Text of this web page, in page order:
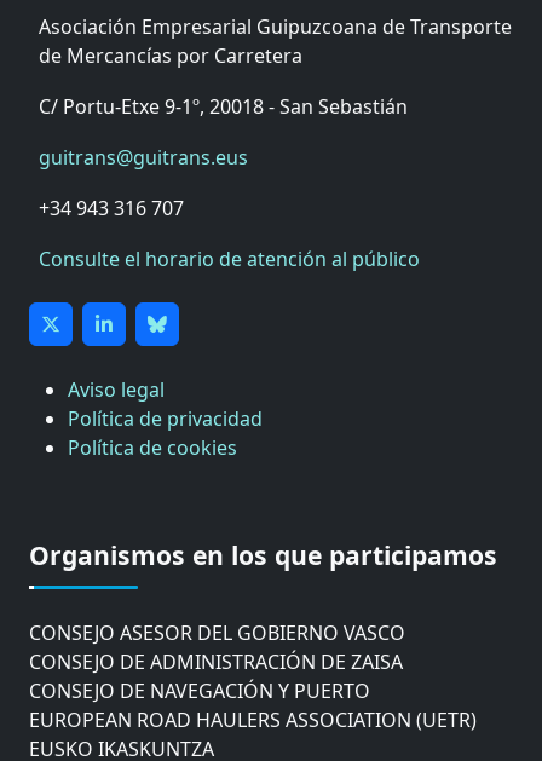
Asociación Empresarial Guipuzcoana de Transporte
de Mercancías por Carretera
C/ Portu-Etxe 9-1º, 20018 - San Sebastián
guitrans@guitrans.eus
+34 943 316 707
Consulte el horario de atención al público
Aviso legal
Política de privacidad
Política de cookies
Organismos en los que participamos
AYUNTAMIENTO DE DONOSTIA
COMITÉ DE INSPECCION DE GIPUZKOA
CONSEJO ASESOR DEL GOBIERNO VASCO
CONSEJO DE ADMINISTRACIÓN DE ZAISA
CONSEJO DE NAVEGACIÓN Y PUERTO
EUROPEAN ROAD HAULERS ASSOCIATION (UETR)
EUSKO IKASKUNTZA